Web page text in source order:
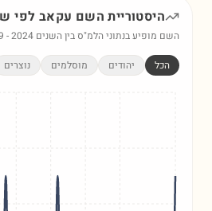
היסטוריית השם עקאב לפי
השם מופיע בנתוני הלמ"ס בין השנים -2024
הכל יהודים מוסלמים נוצרים